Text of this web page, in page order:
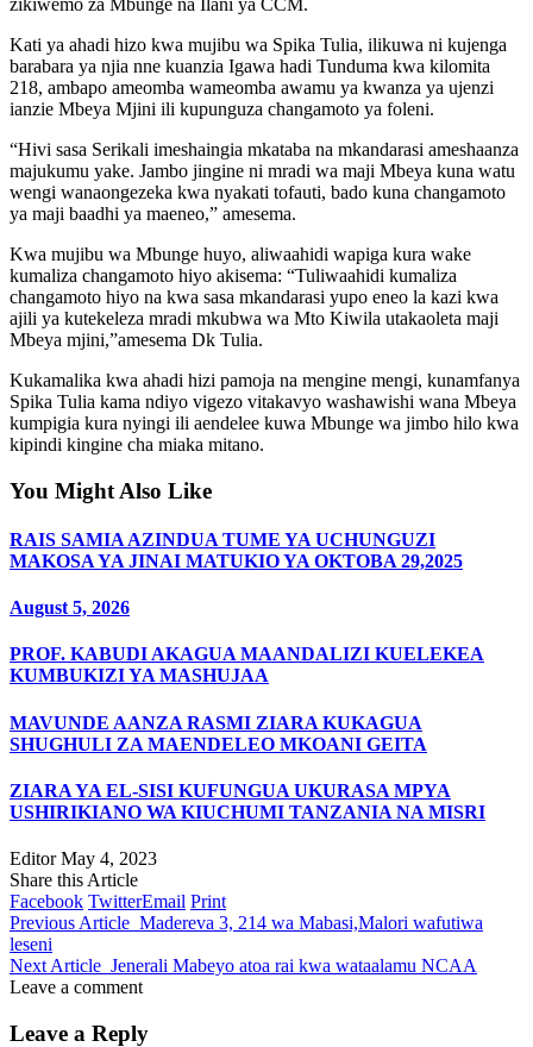
Kati ya ahadi hizo kwa mujibu wa Spika Tulia, ilikuwa ni kujenga
barabara ya njia nne kuanzia Igawa hadi Tunduma kwa kilomita
218, ambapo ameomba wameomba awamu ya kwanza ya ujenzi
ianzie Mbeya Mjini ili kupunguza changamoto ya foleni.
“Hivi sasa Serikali imeshaingia mkataba na mkandarasi ameshaanza
majukumu yake. Jambo jingine ni mradi wa maji Mbeya kuna watu
wengi wanaongezeka kwa nyakati tofauti, bado kuna changamoto
ya maji baadhi ya maeneo,” amesema.
Kwa mujibu wa Mbunge huyo, aliwaahidi wapiga kura wake
kumaliza changamoto hiyo akisema: “Tuliwaahidi kumaliza
changamoto hiyo na kwa sasa mkandarasi yupo eneo la kazi kwa
ajili ya kutekeleza mradi mkubwa wa Mto Kiwila utakaoleta maji
Mbeya mjini,”amesema Dk Tulia.
Kukamalika kwa ahadi hizi pamoja na mengine mengi, kunamfanya
Spika Tulia kama ndiyo vigezo vitakavyo washawishi wana Mbeya
kumpigia kura nyingi ili aendelee kuwa Mbunge wa jimbo hilo kwa
kipindi kingine cha miaka mitano.
You Might Also Like
RAIS SAMIA AZINDUA TUME YA UCHUNGUZI
MAKOSA YA JINAI MATUKIO YA OKTOBA 29,2025
August 5, 2026
PROF. KABUDI AKAGUA MAANDALIZI KUELEKEA
KUMBUKIZI YA MASHUJAA
MAVUNDE AANZA RASMI ZIARA KUKAGUA
SHUGHULI ZA MAENDELEO MKOANI GEITA
ZIARA YA EL-SISI KUFUNGUA UKURASA MPYA
USHIRIKIANO WA KIUCHUMI TANZANIA NA MISRI
Editor May 4, 2023
Share this Article
Facebook TwitterEmail Print
Previous Article Madereva 3, 214 wa Mabasi,Malori wafutiwa
leseni
Next Article Jenerali Mabeyo atoa rai kwa wataalamu NCAA
Leave a comment
Leave a Reply